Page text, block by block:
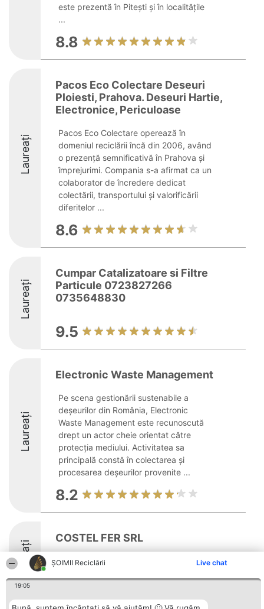
ȘOIMII Reciclării Live chat
19:05
este prezentă în Pitești și în localitățile
...
8.8
Laureați
Pacos Eco Colectare Deseuri
Ploiesti, Prahova. Deseuri Hartie,
Electronice, Periculoase
Pacos Eco Colectare operează în
domeniul reciclării încă din 2006, având
o prezență semnificativă în Prahova și
împrejurimi. Compania s-a afirmat ca un
colaborator de încredere dedicat
colectării, transportului și valorificării
diferitelor ...
8.6
Laureați
Cumpar Catalizatoare si Filtre
Particule 0723827266
0735648830
9.5
Laureați
Electronic Waste Management
Pe scena gestionării sustenabile a
deșeurilor din România, Electronic
Waste Management este recunoscută
drept un actor cheie orientat către
protecția mediului. Activitatea sa
principală constă în colectarea și
procesarea deșeurilor provenite ...
8.2
Laureați
COSTEL FER SRL